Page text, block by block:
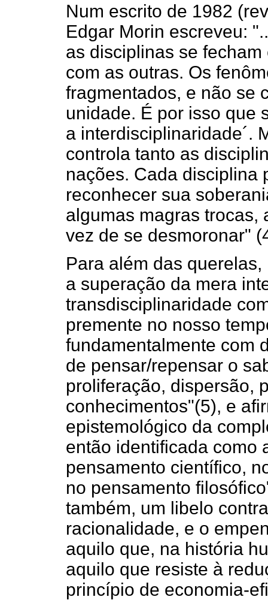
Num escrito de 1982
Edgar Morin escreveu:
as disciplinas se
com as outras. Os
fragmentados, e não se
unidade. É por isso que
a interdisciplinaridade´.
controla tanto as
nações. Cada disciplina
reconhecer sua
algumas magras trocas,
vez de se desmoronar"
Para além das
a superação da mera
transdisciplinaridade
premente no nosso
fundamentalmente com
de pensar/repensar o
proliferação, dispersão,
conhecimentos"(5), e
epistemológico da
então identificada como
pensamento científico,
no pensamento
também, um libelo
racionalidade, e o
aquilo que, na história
aquilo que resiste à
princípio de economia-